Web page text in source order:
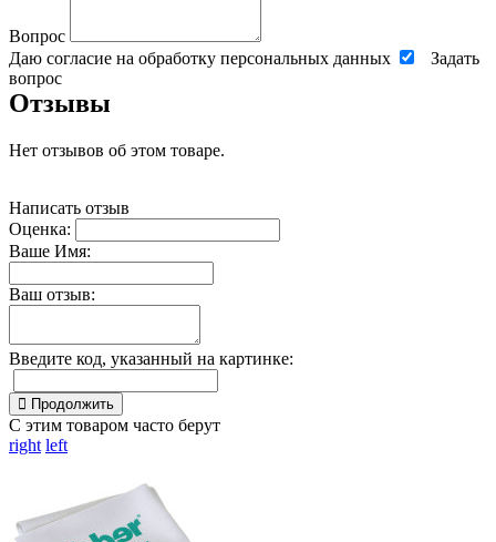
Вопрос
Даю согласие на обработку персональных данных
Задать
вопрос
Отзывы
Нет отзывов об этом товаре.
Написать отзыв
Оценка:
Ваше Имя:
Ваш отзыв:
Введите код, указанный на картинке:
Продолжить
С этим товаром часто берут
right left